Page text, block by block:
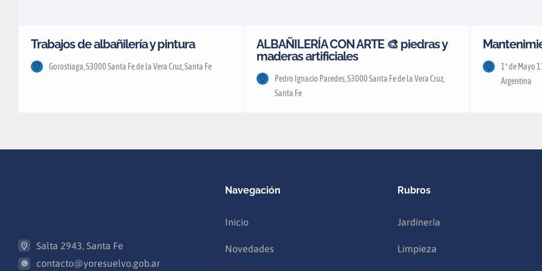
Trabajos de albañilería y pintura
Gorostiaga, S3000 Santa Fe de la Vera Cruz, Santa Fe
ALBAÑILERÍA CON ARTE 🎨 piedras y
maderas artificiales
Pedro Ignacio Paredes, S3000 Santa Fe de la Vera Cruz,
Santa Fe
1º de Mayo
Argentina
Salta 2943, Santa Fe
contacto@yoresuelvo.gob.ar
Navegación
Inicio
Novedades
Rubros
Jardinería
Limpieza